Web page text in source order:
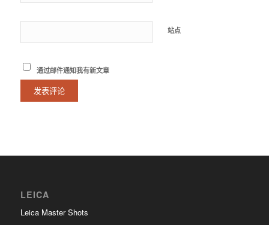
站点
通过邮件通知我有新文章
LEICA
Leica Master Shots